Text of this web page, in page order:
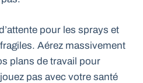
pour les sprays et
Aérez massivement
plans de travail pour
pas avec votre santé